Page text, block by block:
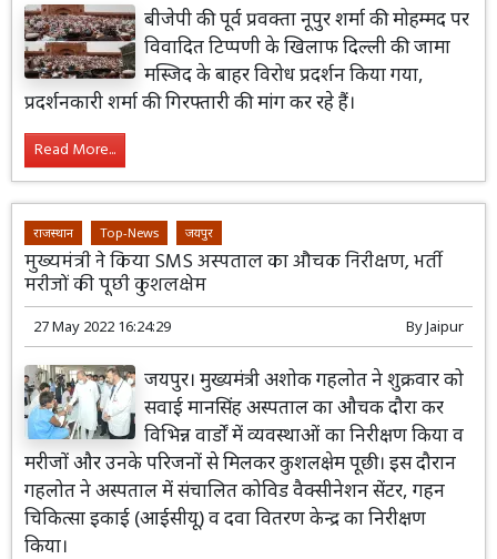
बीजेपी की पूर्व प्रवक्ता नूपुर शर्मा की मोहम्मद पर
विवादित टिप्पणी के खिलाफ दिल्ली की जामा
मस्जिद के बाहर विरोध प्रदर्शन किया गया,
प्रदर्शनकारी शर्मा की गिरफ्तारी की मांग कर रहे हैं।
Read More...
राजस्थान Top-News जयपुर
मुख्यमंत्री ने किया SMS अस्पताल का औचक निरीक्षण, भर्ती
मरीजों की पूछी कुशलक्षेम
27 May 2022 16:24:29 ByJaipur
जयपुर। मुख्यमंत्री अशोक गहलोत ने शुक्रवार को
सवाई मानसिंह अस्पताल का औचक दौरा कर
विभिन्न वार्डों में व्यवस्थाओं का निरीक्षण किया व
मरीजों और उनके परिजनों से मिलकर कुशलक्षेम पूछी। इस दौरान
गहलोत ने अस्पताल में संचालित कोविड वैक्सीनेशन सेंटर, गहन
चिकित्सा इकाई (आईसीयू) व दवा वितरण केन्द्र का निरीक्षण
किया।